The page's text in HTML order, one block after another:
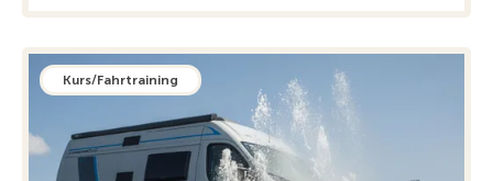
Kurs/Fahrtraining